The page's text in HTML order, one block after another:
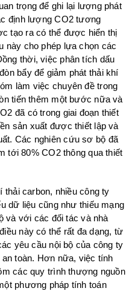
trọng để ghi lại lượng phát
định lượng CO2 tương
tạo ra có thể được hiển thị
này cho phép lựa chọn các
thời, việc phân tích dấu
bẩy để giảm phát thải khí
làm việc chuyên đề trong
tiến thêm một bước nữa và
đã có trong giai đoạn thiết
sản xuất được thiết lập và
Các nghiên cứu sơ bộ đã
tới 80% CO2 thông qua thiết
thải carbon, nhiều công ty
dữ liệu cũng như thiếu mạng
và với các đối tác và nhà
này có thể rất đa dạng, từ
yêu cầu nội bộ của công ty
toàn. Hơn nữa, việc tính
các quy trình thượng nguồn
phương pháp tính toán